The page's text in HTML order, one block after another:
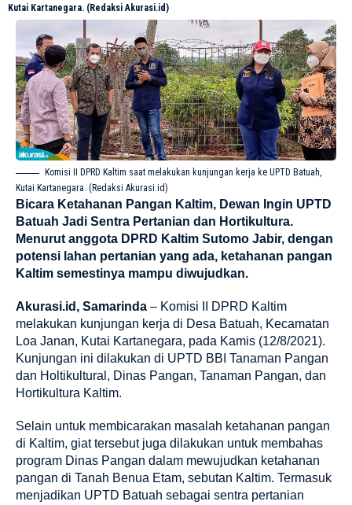
Kutai Kartanegara. (Redaksi Akurasi.id)
Komisi II DPRD Kaltim saat melakukan kunjungan kerja ke UPTD Batuah,
Kutai Kartanegara. (Redaksi Akurasi.id)
Bicara Ketahanan Pangan Kaltim, Dewan Ingin UPTD
Batuah Jadi Sentra Pertanian dan Hortikultura.
Menurut anggota DPRD Kaltim Sutomo Jabir, dengan
potensi lahan pertanian yang ada, ketahanan pangan
Kaltim semestinya mampu diwujudkan.
Akurasi.id, Samarinda – Komisi II DPRD Kaltim
melakukan kunjungan kerja di Desa Batuah, Kecamatan
Loa Janan, Kutai Kartanegara, pada Kamis (12/8/2021).
Kunjungan ini dilakukan di UPTD BBI Tanaman Pangan
dan Holtikultural, Dinas Pangan, Tanaman Pangan, dan
Hortikultura Kaltim.
Selain untuk membicarakan masalah ketahanan pangan
di Kaltim, giat tersebut juga dilakukan untuk membahas
program Dinas Pangan dalam mewujudkan ketahanan
pangan di Tanah Benua Etam, sebutan Kaltim. Termasuk
menjadikan UPTD Batuah sebagai sentra pertanian